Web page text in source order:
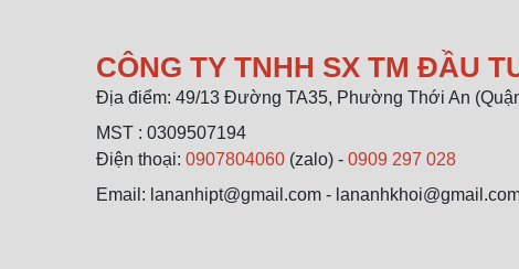
CÔNG TY TNHH SX TM ĐẦU
Địa điểm: 49/13 Đường TA35, Phường Thới An
MST : 0309507194
Điện thoại: 0907804060 (zalo) - 0909 297 028
Email: lananhipt@gmail.com -